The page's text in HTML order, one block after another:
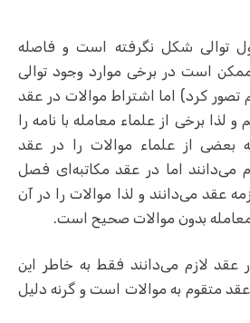
توالی شکل نگرفته است و فاصله
است در برخی موارد وجود توالی
تصور کرد) اما اشتراط موالات در عقد
و لذا برخی از علماء معامله با نامه را
بعضی از علماء موالات را در عقد
اما در عقد مکاتبه‌ای فصل
عقد می‌دانند و لذا موالات را در آن
بدون موالات صحیح است.
عقد لازم می‌دانند فقط به خاطر این
متقوم به موالات است و گرنه دلیل